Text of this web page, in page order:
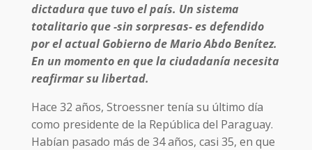
dictadura que tuvo el país. Un sistema
totalitario que -sin sorpresas- es defendido
por el actual Gobierno de Mario Abdo Benítez.
En un momento en que la ciudadanía necesita
reafirmar su libertad.
Hace 32 años, Stroessner tenía su último día
como presidente de la República del Paraguay.
Habían pasado más de 34 años, casi 35, en que